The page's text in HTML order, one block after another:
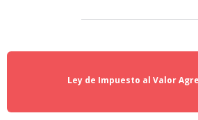
Ley de Impuesto al Valor